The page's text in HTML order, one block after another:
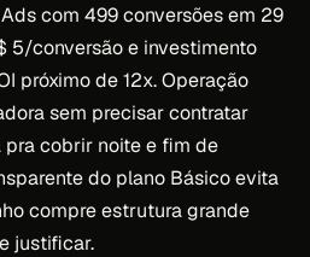
com 499 conversões em 29
5/conversão e investimento
próximo de 12x. Operação
sem precisar contratar
cobrir noite e fim de
do plano Básico evita
compre estrutura grande
justificar.